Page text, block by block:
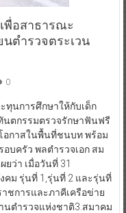
พื่อสาธารณะ
ตำรวจตระเวน
0
ทุนการศึกษาให้กับเด็ก
นตกรรมตรวจรักษาฟันฟรี
อกาสในพื้นที่ชนบท พร้อม
บครัว พลตำรวจเอก สม
ยว่า เมื่อวันที่ 31
คม รุ่นที่ 1,รุ่นที่ 2 และรุ่นที่
ชการและภาคีเครือข่าย
นตำรวจแห่งชาติ3.สมาคม